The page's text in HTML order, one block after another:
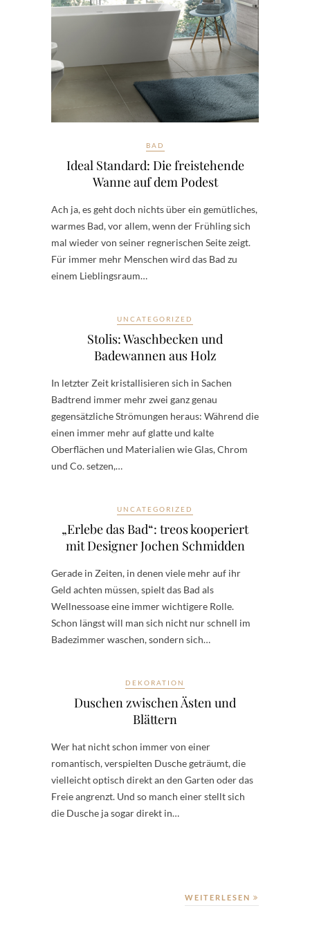
BAD
Ideal Standard: Die freistehende
Wanne auf dem Podest
Ach ja, es geht doch nichts über ein gemütliches,
warmes Bad, vor allem, wenn der Frühling sich
mal wieder von seiner regnerischen Seite zeigt.
Für immer mehr Menschen wird das Bad zu
einem Lieblingsraum…
UNCATEGORIZED
Stolis: Waschbecken und
Badewannen aus Holz
In letzter Zeit kristallisieren sich in Sachen
Badtrend immer mehr zwei ganz genau
gegensätzliche Strömungen heraus: Während die
einen immer mehr auf glatte und kalte
Oberflächen und Materialien wie Glas, Chrom
und Co. setzen,…
UNCATEGORIZED
„Erlebe das Bad“: treos kooperiert
mit Designer Jochen Schmidden
Gerade in Zeiten, in denen viele mehr auf ihr
Geld achten müssen, spielt das Bad als
Wellnessoase eine immer wichtigere Rolle.
Schon längst will man sich nicht nur schnell im
Badezimmer waschen, sondern sich…
DEKORATION
Duschen zwischen Ästen und
Blättern
Wer hat nicht schon immer von einer
romantisch, verspielten Dusche geträumt, die
vielleicht optisch direkt an den Garten oder das
Freie angrenzt. Und so manch einer stellt sich
die Dusche ja sogar direkt in…
WEITERLESEN